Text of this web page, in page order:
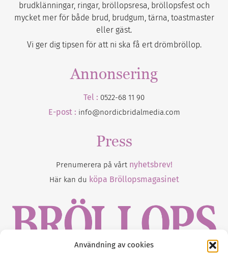
Användning av cookies
brudklänningar, ringar, bröllopsresa, bröllopsfest och
mycket mer för både brud, brudgum, tärna, toastmaster
eller gäst.
Vi ger dig tipsen för att ni ska få ert drömbröllop.
Annonsering
Tel : 0522-68 11 90
E-post : info@nordicbridalmedia.com
Press
Prenumerera på vårt nyhetsbrev!
Här kan du köpa Bröllopsmagasinet